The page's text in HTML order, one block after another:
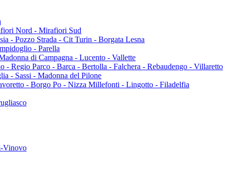
Nord - Mirafiori Sud
- Pozzo Strada - Cit Turin - Borgata Lesna
- Parella
di Campagna - Lucento - Vallette
- Regio Parco - Barca - Bertolla - Falchera - Rebaudengo - Villaretto
- Sassi - Madonna del Pilone
- Borgo Po - Nizza Millefonti - Lingotto - Filadelfia
Vinovo